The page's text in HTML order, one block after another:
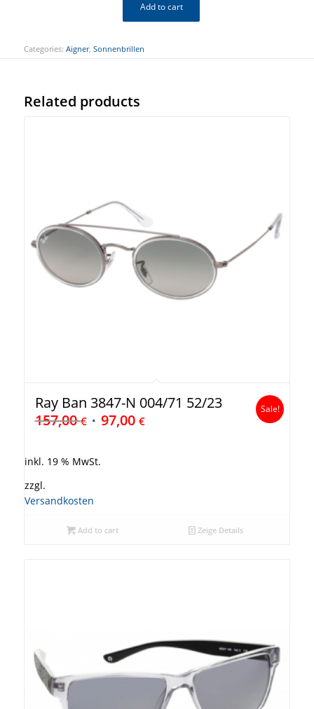
Add to cart
Categories: Aigner, Sonnenbrillen
Related products
Ray Ban 3847-N 004/71 52/23
157,00€ 97,00 €
Sale!
inkl. 19 % MwSt.
zzgl.
Versandkosten
Add to cart Zeige Details